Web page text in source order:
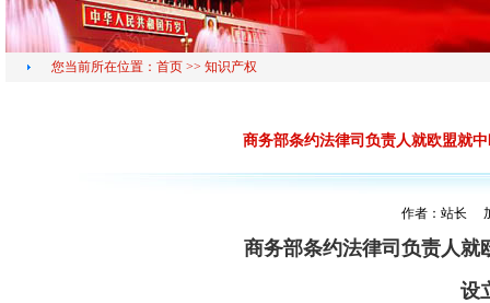
您当前所在位置： 首页>> 知识产权
商务部条约法律司负责人就欧盟就
作者：站长
商务部条约法律司负责人就
设